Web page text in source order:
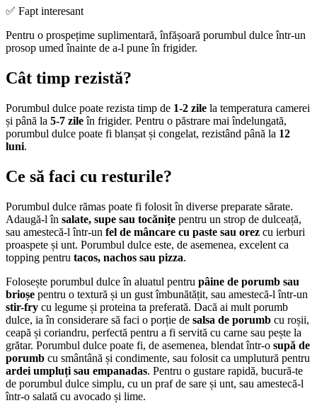
✅ Fapt interesant
Pentru o prospețime suplimentară, înfășoară porumbul dulce într-un
prosop umed înainte de a-l pune în frigider.
Cât timp rezistă?
Porumbul dulce poate rezista timp de 1-2 zile la temperatura camerei
și până la 5-7 zileîn frigider. Pentru o păstrare mai îndelungată,
porumbul dulce poate fi blanșat și congelat, rezistând până la 12
luni.
Ce să faci cu resturile?
Porumbul dulce rămas poate fi folosit în diverse preparate sărate.
Adaugă-l în salate, supe sau tocănițe pentru un strop de dulceață,
sau amestecă-l într-un fel de mâncare cu paste sau orez cu ierburi
proaspete și unt. Porumbul dulce este, de asemenea, excelent ca
topping pentru tacos, nachos sau pizza.
Folosește porumbul dulce în aluatul pentru pâine de porumb sau
brioșe pentru o textură și un gust îmbunătățit, sau amestecă-l într-un
stir-fry cu legume și proteina ta preferată. Dacă ai mult porumb
dulce, ia în considerare să faci o porție de salsa de porumb cu roșii,
ceapă și coriandru, perfectă pentru a fi servită cu carne sau pește la
grătar. Porumbul dulce poate fi, de asemenea, blendat într-o supă de
porumb cu smântână și condimente, sau folosit ca umplutură pentru
ardei umpluți sau empanadas. Pentru o gustare rapidă, bucură-te
de porumbul dulce simplu, cu un praf de sare și unt, sau amestecă-l
într-o salată cu avocado și lime.